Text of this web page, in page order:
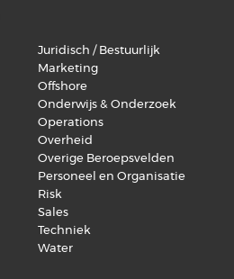
Juridisch / Bestuurlijk
Marketing
Offshore
Onderwijs & Onderzoek
Operations
Overheid
Overige Beroepsvelden
Personeel en Organisatie
Risk
Sales
Techniek
Water